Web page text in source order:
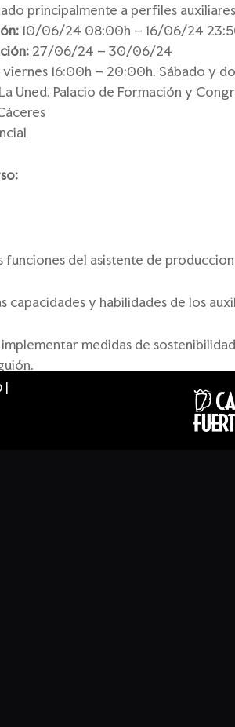
principalmente a perfiles
10/06/24 08:00h – 16/06/24
27/06/24 – 30/06/24
viernes 16:00h – 20:00h. Sábado y
Uned. Palacio de Formación y
funciones del asistente de
capacidades y habilidades de los
medidas de
DEL CURSO
|